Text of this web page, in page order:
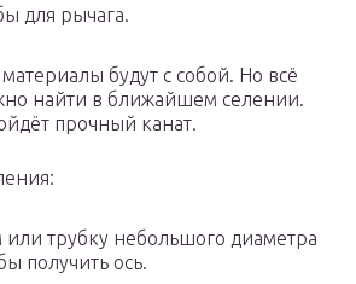
для рычага.
будут с собой. Но всё
найти в ближайшем селении.
прочный канат.
трубку небольшого диаметра
получить ось.